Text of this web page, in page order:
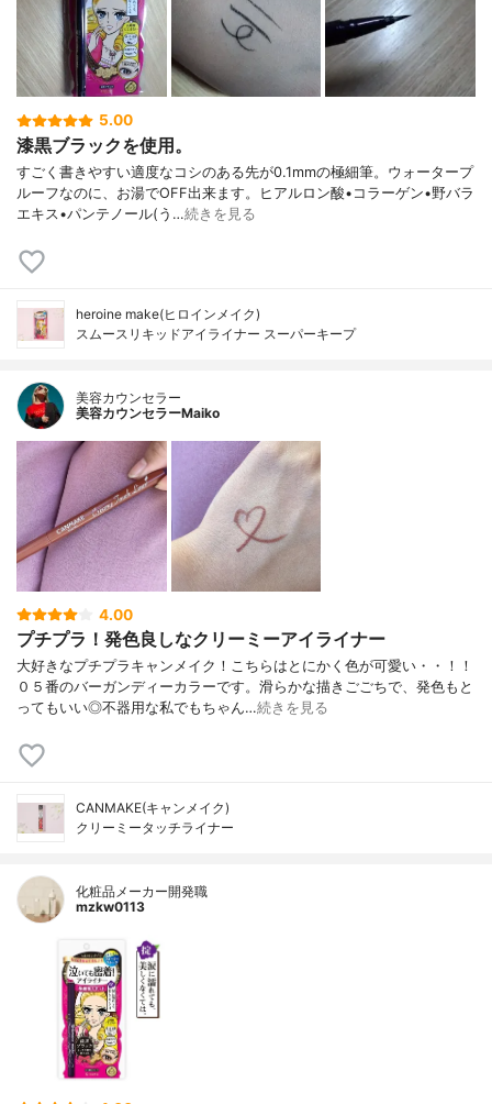
5.00
漆黒ブラックを使用。
すごく書きやすい適度なコシのある先が0.1mmの極細筆。ウォータープ
ルーフなのに、お湯でOFF出来ます。ヒアルロン酸•コラーゲン•野バラ
エキス•パンテノール(う…続きを見る
heroine make(ヒロインメイク)
スムースリキッドアイライナー スーパーキープ
美容カウンセラー
美容カウンセラーMaiko
4.00
プチプラ！発色良しなクリーミーアイライナー
大好きなプチプラキャンメイク！こちらはとにかく色が可愛い・・！！
０５番のバーガンディーカラーです。滑らかな描きごごちで、発色もと
ってもいい◎不器用な私でもちゃん…続きを見る
CANMAKE(キャンメイク)
クリーミータッチライナー
化粧品メーカー開発職
mzkw0113